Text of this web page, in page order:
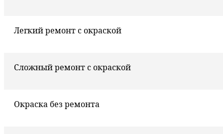
Легкий ремонт с окраской
Сложный ремонт с окраской
Окраска без ремонта